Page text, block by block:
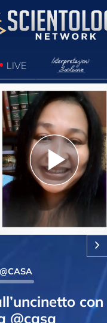
LIVE
Play
Video
con
@casa